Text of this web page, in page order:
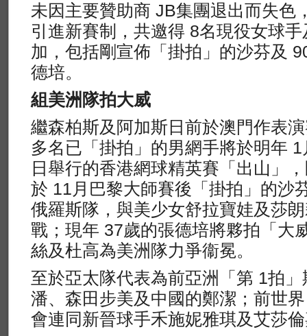
未因主要贊助商 JB集團退出而失色
引進新賽制，共邀得 8名現役女球
加，包括剛宣佈「掛拍」的沙芬及
德培。
組美洲隊拍大威
繼森柏斯及阿加斯日前於澳門作表
多名已「掛拍」的男網手將於明年
日舉行的香港網球精英賽「出山」
於 11月巴黎大師賽後「掛拍」的沙
俄羅斯隊，與美少女舒拉寶娃及莎
戰；現年 37歲的張德培將夥拍「大
絲及杜高為美洲隊力爭衞冕。
至於亞太隊代表為前亞洲「第 1拍」
潘、森田步美及中國的鄭潔；前世
會連同新晉球手禾施妮雅琪及艾莎